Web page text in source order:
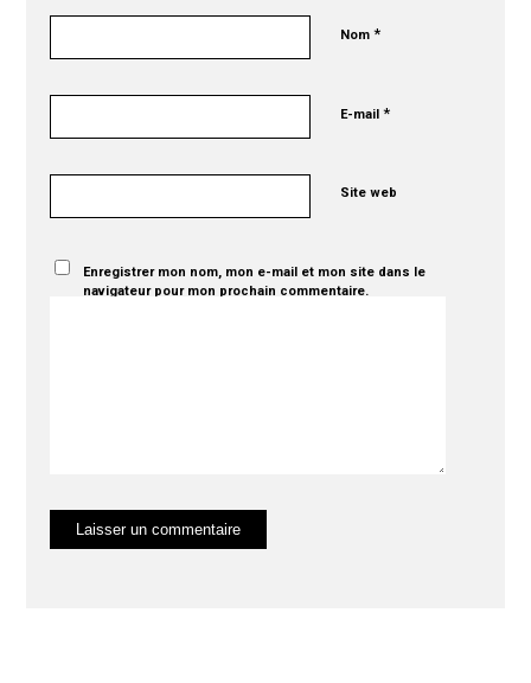
Nom*
E-mail*
Site web
Enregistrer mon nom, mon e-mail et mon site dans le
navigateur pour mon prochain commentaire.